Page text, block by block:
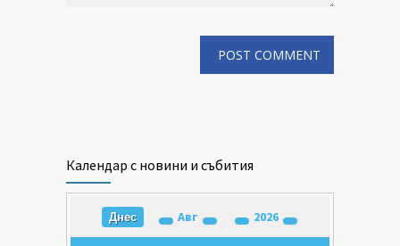
Календар с новини и събития
Днес Авг 2026